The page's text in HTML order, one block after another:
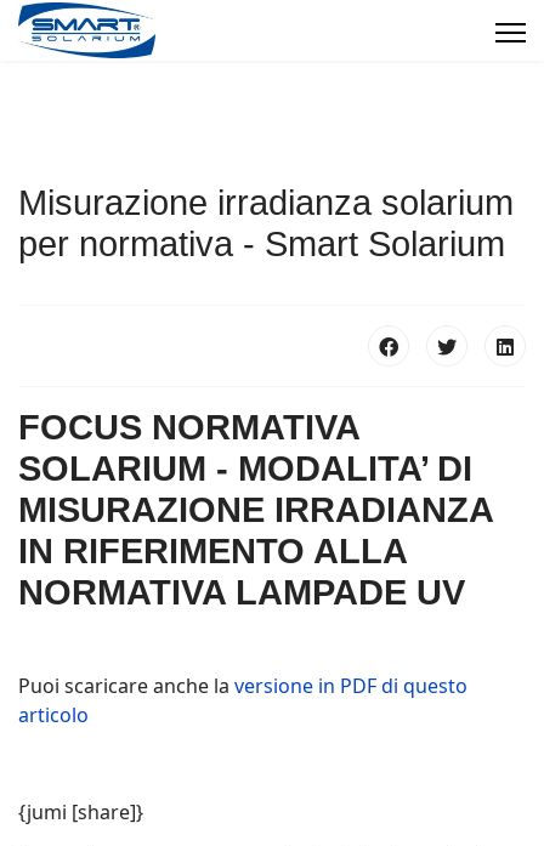
Misurazione irradianza solarium
per normativa - Smart Solarium
FOCUS NORMATIVA
SOLARIUM - MODALITA’ DI
MISURAZIONE IRRADIANZA
IN RIFERIMENTO ALLA
NORMATIVA LAMPADE UV
Puoi scaricare anche la versione in PDF di questo
articolo
{jumi [share]}